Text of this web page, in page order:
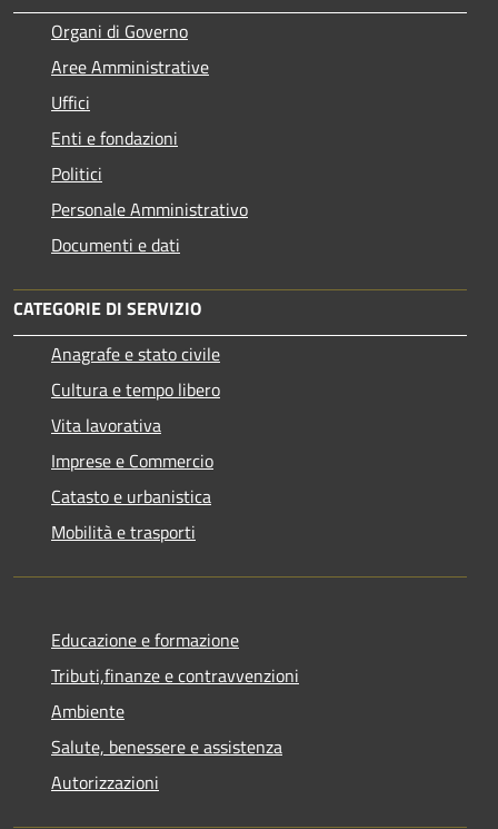
Organi di Governo
Aree Amministrative
Uffici
Enti e fondazioni
Politici
Personale Amministrativo
Documenti e dati
CATEGORIE DI SERVIZIO
Anagrafe e stato civile
Cultura e tempo libero
Vita lavorativa
Imprese e Commercio
Catasto e urbanistica
Mobilità e trasporti
Educazione e formazione
Tributi,finanze e contravvenzioni
Ambiente
Salute, benessere e assistenza
Autorizzazioni